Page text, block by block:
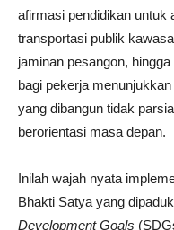
afirmasi pendidikan untuk
transportasi publik
jaminan pesangon,
bagi pekerja
yang dibangun tidak
berorientasi masa depan.
Inilah wajah nyata
Bhakti Satya yang
Development Goals